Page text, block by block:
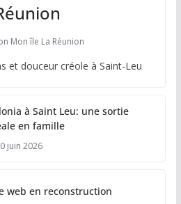
Mon île La Réunion
et douceur créole à Saint-Leu
à Saint Leu: une sortie
en famille
juin 2026
web en reconstruction